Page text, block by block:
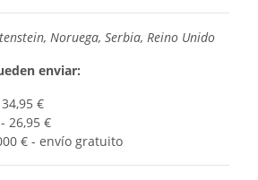
Noruega, Serbia, Reino Unido
enviar:
€
26,95 €
€ - envío gratuito